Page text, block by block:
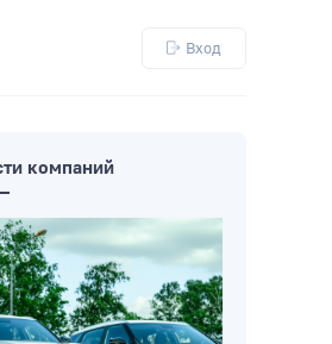
Вход
компаний